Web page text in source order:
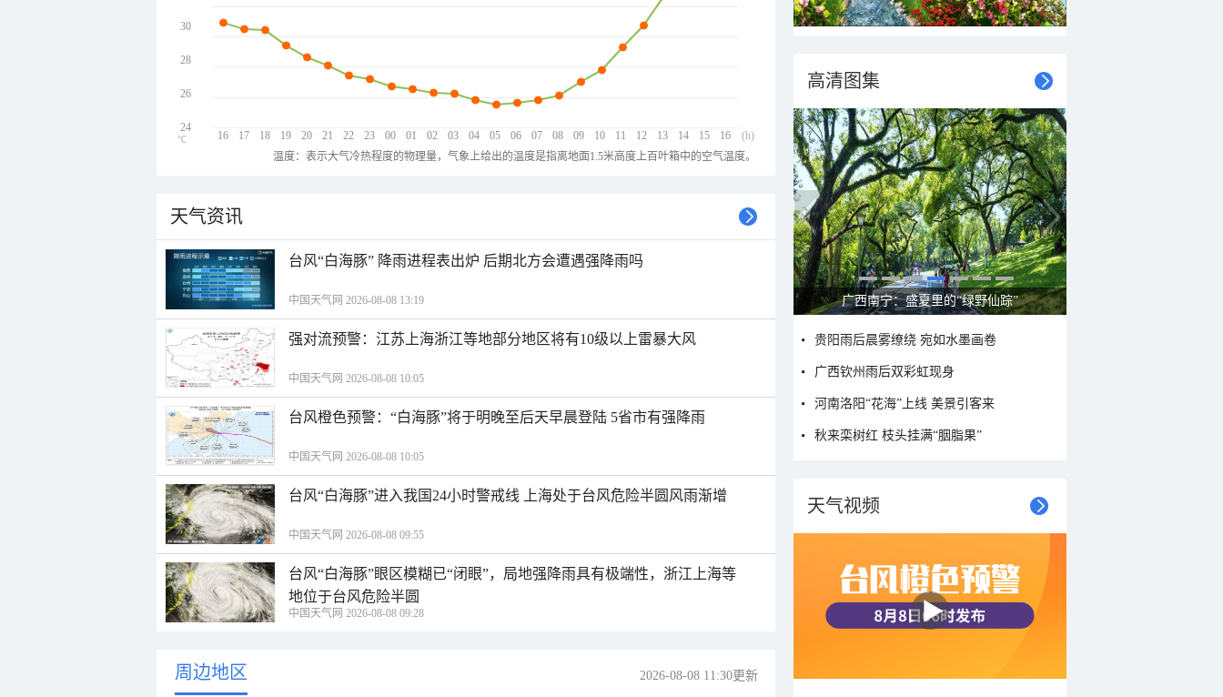
16 17 18 19 20 21 22 23 00 01 02 03 04 05 06 07 08 09 10 11 12 13 14 15 16
30
28
26
24
(h)
℃
温度：表示大气冷热程度的物理量，气象上给出的温度是指离地面1.5米高度上百叶箱中的空气温度。
天气资讯
台风“白海豚” 降雨进程表出炉 后期北方会遭遇强降雨吗
中国天气网 2026-08-08 13:19
强对流预警：江苏上海浙江等地部分地区将有10级以上雷暴大风
中国天气网 2026-08-08 10:05
台风橙色预警：“白海豚”将于明晚至后天早晨登陆 5省市有强降雨
中国天气网 2026-08-08 10:05
台风“白海豚”进入我国24小时警戒线 上海处于台风危险半圆风雨渐增
中国天气网 2026-08-08 09:55
台风“白海豚”眼区模糊已“闭眼”，局地强降雨具有极端性，浙江上海等
地位于台风危险半圆
中国天气网 2026-08-08 09:28
周边地区 2026-08-08 11:30更新
高清图集
广西南宁：盛夏里的“绿野仙踪”
贵阳雨后晨雾缭绕 宛如水墨画卷
广西钦州雨后双彩虹现身
河南洛阳“花海”上线 美景引客来
秋来栾树红 枝头挂满“胭脂果”
天气视频